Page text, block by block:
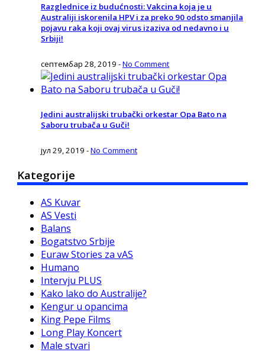
Razglednice iz budućnosti: Vakcina koja je u
Australiji iskorenila HPV i za preko 90 odsto smanjila
pojavu raka koji ovaj virus izaziva od nedavno i u
Srbiji!
септембар 28, 2019 -No Comment
Jedini australijski trubački orkestar Opa Bato na
Saboru trubača u Guči!
јул 29, 2019 -No Comment
Kategorije
AS Kuvar
AS Vesti
Balans
Bogatstvo Srbije
Euraw Stories za vAS
Humano
Intervju PLUS
Kako lako do Australije?
Kengur u opancima
King Pepe Films
Long Play Koncert
Male stvari